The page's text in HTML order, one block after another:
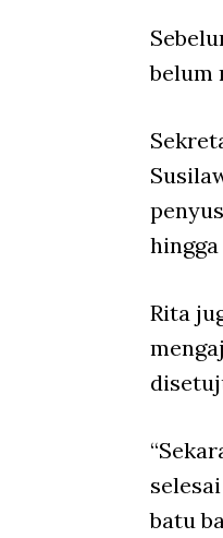
belum
hingga
Rita
batu